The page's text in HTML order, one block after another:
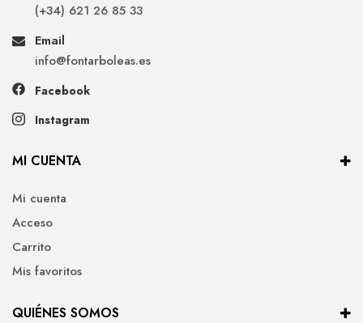
(+34) 621 26 85 33
Email
info@fontarboleas.es
Facebook
Instagram
MI CUENTA
Mi cuenta
Acceso
Carrito
Mis favoritos
QUIÉNES SOMOS